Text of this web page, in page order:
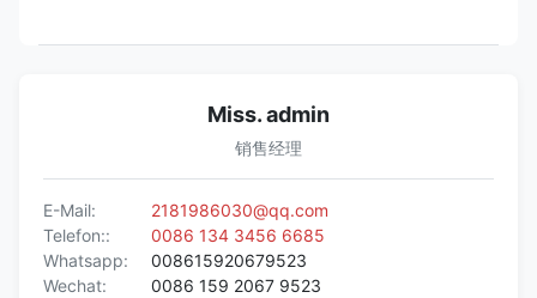
Miss. admin
销售经理
E-Mail:
2181986030@qq.com
Telefon::
0086 134 3456 6685
Whatsapp:
008615920679523
Wechat:
0086 159 2067 9523